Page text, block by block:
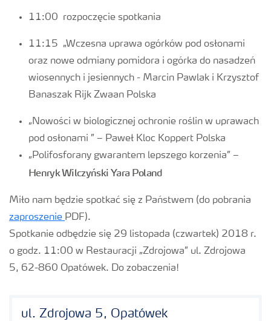
11:00 rozpoczęcie spotkania
11:15 „Wczesna uprawa ogórków pod osłonami
oraz nowe odmiany pomidora i ogórka do nasadzeń
wiosennych i jesiennych - Marcin Pawlak i Krzysztof
Banaszak Rijk Zwaan Polska
„Nowości w biologicznej ochronie roślin w uprawach
pod osłonami ” – Paweł Kloc Koppert Polska
„Polifosforany gwarantem lepszego korzenia” –
Henryk Wilczyński Yara Poland
Miło nam będzie spotkać się z Państwem (do pobrania
zaproszenie PDF).
Spotkanie odbędzie się 29 listopada (czwartek) 2018 r.
o godz. 11:00 w Restauracji „Zdrojowa” ul. Zdrojowa
5, 62-860 Opatówek. Do zobaczenia!
ul. Zdrojowa 5, Opatówek